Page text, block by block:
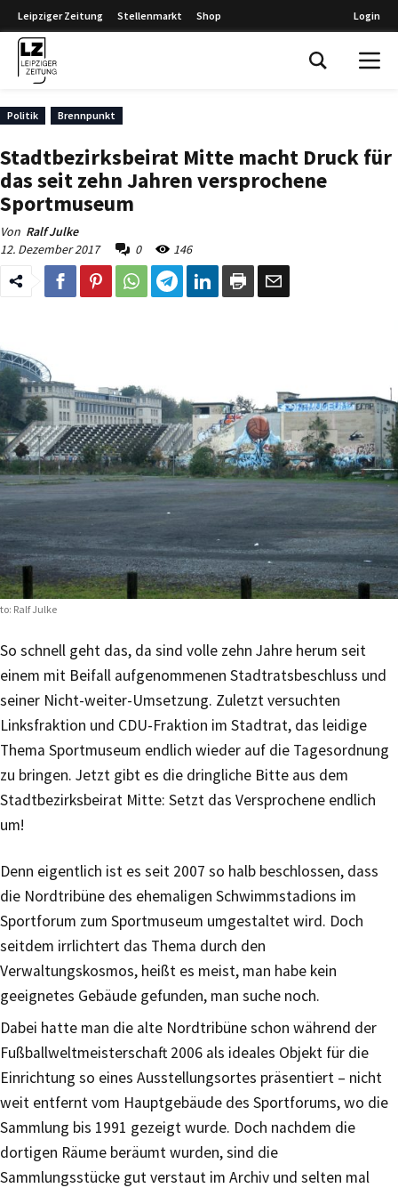
Leipziger Zeitung Stellenmarkt Shop Login
Politik Brennpunkt
Stadtbezirksbeirat Mitte macht Druck für
das seit zehn Jahren versprochene
Sportmuseum
Von Ralf Julke
12. Dezember 2017
0 146
Ralf Julke
So schnell geht das, da sind volle zehn Jahre herum seit
einem mit Beifall aufgenommenen Stadtratsbeschluss und
seiner Nicht-weiter-Umsetzung. Zuletzt versuchten
Linksfraktion und CDU-Fraktion im Stadtrat, das leidige
Thema Sportmuseum endlich wieder auf die Tagesordnung
zu bringen. Jetzt gibt es die dringliche Bitte aus dem
Stadtbezirksbeirat Mitte: Setzt das Versprochene endlich
um!
Denn eigentlich ist es seit 2007 so halb beschlossen, dass
die Nordtribüne des ehemaligen Schwimmstadions im
Sportforum zum Sportmuseum umgestaltet wird. Doch
seitdem irrlichtert das Thema durch den
Verwaltungskosmos, heißt es meist, man habe kein
geeignetes Gebäude gefunden, man suche noch.
Dabei hatte man die alte Nordtribüne schon während der
Fußballweltmeisterschaft 2006 als ideales Objekt für die
Einrichtung so eines Ausstellungsortes präsentiert – nicht
weit entfernt vom Hauptgebäude des Sportforums, wo die
Sammlung bis 1991 gezeigt wurde. Doch nachdem die
dortigen Räume beräumt wurden, sind die
Sammlungsstücke gut verstaut im Archiv und selten mal